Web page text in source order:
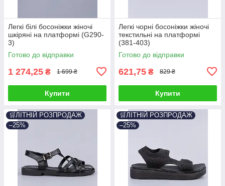
Легкі білі босоніжки жіночі
шкіряні на платформі (G290-
3)
Готово до відправки
1 274,25 ₴ 1 699 ₴
Купити
Легкі чорні босоніжки жіночі
текстильні на платформі
(381-403)
Готово до відправки
621,75 ₴ 829 ₴
Купити
🛒ЛІТНІЙ РОЗПРОДАЖ
–25%
🛒ЛІТНІЙ РОЗПРОДАЖ
–25%